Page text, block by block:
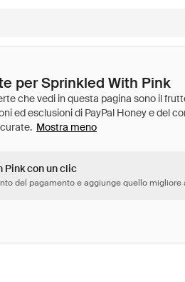
per Sprinkled With Pink
Mostra meno
Pink con un clic
del pagamento e aggiunge quello migliore